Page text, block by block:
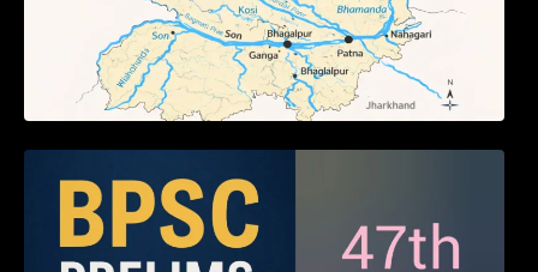
Answers (Part – 01)